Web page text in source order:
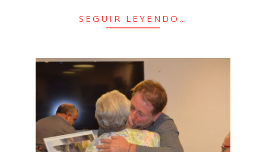
SEGUIR LEYENDO…